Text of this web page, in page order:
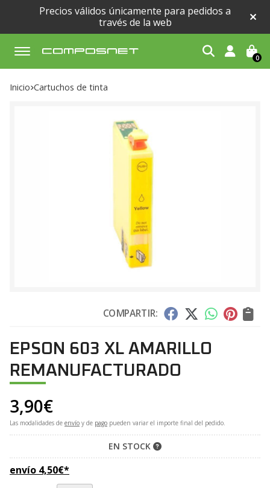
Precios válidos únicamente para pedidos a
través de la web
Buscar 0
Inicio cartuchos de tinta
COMPARTIR:
EPSON 603 XL AMARILLO
REMANUFACTURADO
3,90€
Las modalidades de envío y de pago pueden variar el importe final del pedido.
EN STOCK
envío 4,50€*